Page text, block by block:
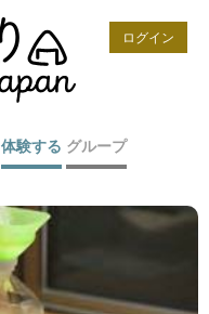
ログイン
体験する グループ